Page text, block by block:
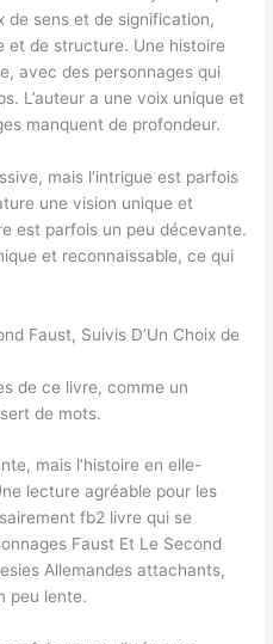
de sens et de signification,
et de structure. Une histoire
avec des personnages qui
L’auteur a une voix unique et
manquent de profondeur.
mais l’intrigue est parfois
une vision unique et
est parfois un peu décevante.
et reconnaissable, ce qui
Faust, Suivis D’Un Choix de
de ce livre, comme un
de mots.
mais l’histoire en elle-
lecture agréable pour les
fb2 livre qui se
Faust Et Le Second
Allemandes attachants,
peu lente.